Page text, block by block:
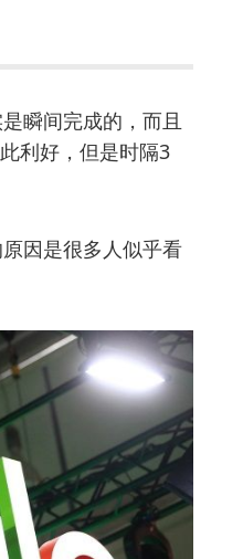
瞬间完成的，而且
利好，但是时隔3
因是很多人似乎看